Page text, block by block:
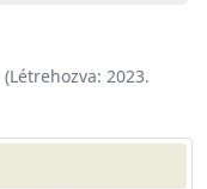
(Létrehozva: 2023.